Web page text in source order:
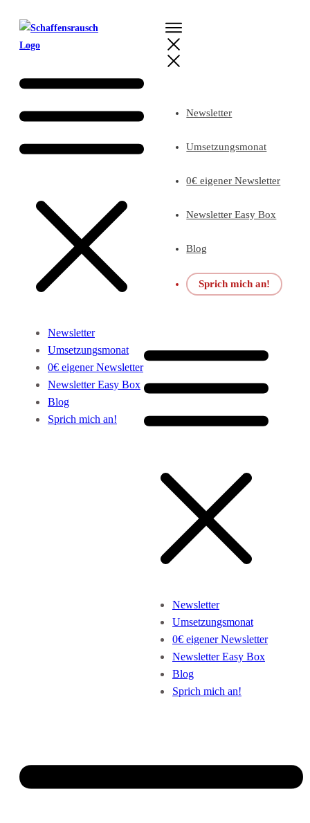
Newsletter
Umsetzungsmonat
0€ eigener Newsletter
Newsletter Easy Box
Blog
Sprich mich an!
Newsletter
Umsetzungsmonat
0€ eigener Newsletter
Newsletter Easy Box
Blog
Sprich mich an!
Newsletter
Umsetzungsmonat
0€ eigener Newsletter
Newsletter Easy Box
Blog
Sprich mich an!